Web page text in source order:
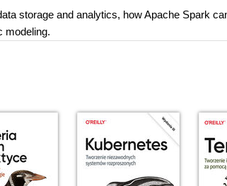
storage and analytics, how Apache Spark
modeling.